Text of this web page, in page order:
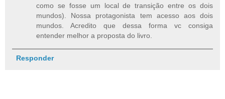
como se fosse um local de transição entre os dois
mundos). Nossa protagonista tem acesso aos dois
mundos. Acredito que dessa forma vc consiga
entender melhor a proposta do livro.
Responder